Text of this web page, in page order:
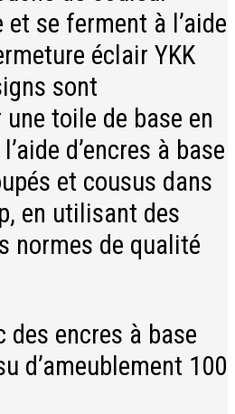
se ferment à l’aide
éclair YKK
sont
toile de base en
d’encres à base
et cousus dans
en utilisant des
normes de qualité
des encres à base
d’ameublement 100